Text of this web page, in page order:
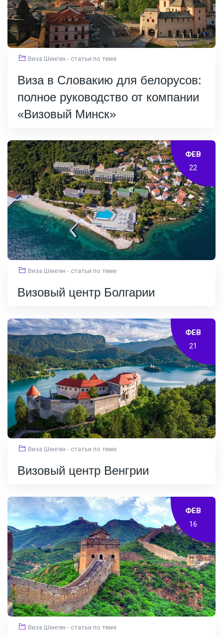
Виза Шенген - статьи по теме
Виза в Словакию для белорусов:
полное руководство от компании
«Визовый Минск»
ФЕВ
22
Виза Шенген - статьи по теме
Визовый центр Болгарии
ФЕВ
21
Виза Шенген - статьи по теме
Визовый центр Венгрии
ФЕВ
16
Виза Шенген - статьи по теме